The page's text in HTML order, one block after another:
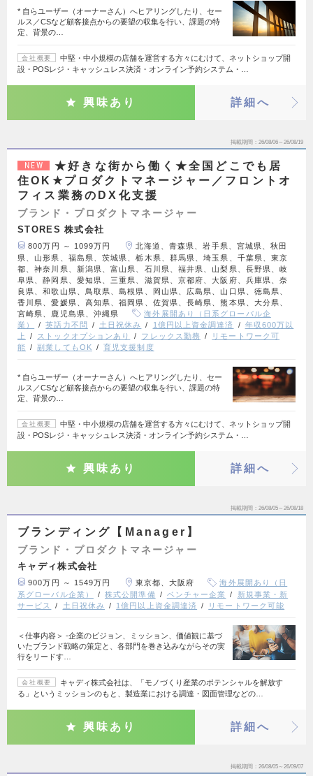
* 自らユーザー（オーナーさん）へヒアリングしたり、セー
ルス／CSなど顧客接点からの要望の収集を行い、課題の特
定、背景の…
会社概要
中堅・中小規模の店舗を運営する方々にむけて、ネットショップ開
設・POSレジ・キャッシュレス決済・オンライン予約システム・…
興味あり 詳細へ
掲載期間 26/08/06～26/08/19
NEW
★好きな街から働く★全国どこでも居
住OK★プロダクトマネージャー／フロントオ
フィス業務のDX化支援
ブランド・プロダクトマネージャー
STORES 株式会社
800万円 ～ 1099万円
北海道、青森県、岩手県、宮城県、秋田
県、山形県、福島県、茨城県、栃木県、群馬県、埼玉県、千葉県、東京
都、神奈川県、新潟県、富山県、石川県、福井県、山梨県、長野県、岐
阜県、静岡県、愛知県、三重県、滋賀県、京都府、大阪府、兵庫県、奈
良県、和歌山県、鳥取県、島根県、岡山県、広島県、山口県、徳島県、
香川県、愛媛県、高知県、福岡県、佐賀県、長崎県、熊本県、大分県、
宮崎県、鹿児島県、沖縄県
海外展開あり（日系グローバル企
業）
英語力不問 土日祝休み 1億円以上資金調達済
年収600万以
上
ストックオプションあり フレックス勤務
リモートワーク可
能
副業してもOK 育児支援制度
* 自らユーザー（オーナーさん）へヒアリングしたり、セー
ルス／CSなど顧客接点からの要望の収集を行い、課題の特
定、背景の…
会社概要
中堅・中小規模の店舗を運営する方々にむけて、ネットショップ開
設・POSレジ・キャッシュレス決済・オンライン予約システム・…
興味あり 詳細へ
掲載期間 26/08/05～26/08/18
ブランディング【Manager】
ブランド・プロダクトマネージャー
キャディ株式会社
900万円 ～ 1549万円 東京都、大阪府
海外展開あり（日
系グローバル企業）
株式公開準備 ベンチャー企業
新規事業・新
サービス
土日祝休み 1億円以上資金調達済 リモートワーク可能
＜仕事内容＞ -企業のビジョン、ミッション、価値観に基づ
いたブランド戦略の策定と、各部門を巻き込みながらその実
行をリードす…
会社概要
キャディ株式会社は、「モノづくり産業のポテンシャルを解放す
る」というミッションのもと、製造業における調達・図面管理などの…
興味あり 詳細へ
掲載期間 26/08/05～26/09/07